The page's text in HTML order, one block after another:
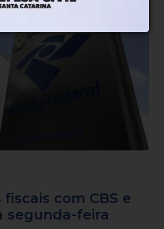
com CBS e
segunda-feira